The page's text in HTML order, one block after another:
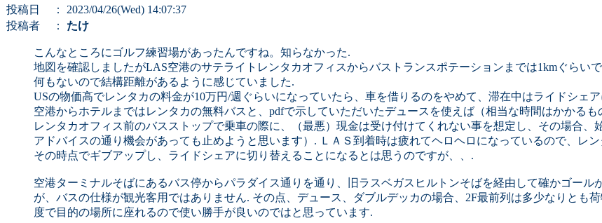
投稿日
： 2023/04/26(Wed) 14:07:37
投稿者
： たけ
こんなところにゴルフ練習場があったんですね。知らなかった.
地図を確認しましたがLAS空港のサテライトレンタカオフィスからバストランスポテーションまでは1kmぐらい
何もないので結構距離があるように感じていました.
USの物価高でレンタカの料金が10万円/週ぐらいになっていたら、車を借りるのをやめて、滞在中はライドシェ
空港からホテルまではレンタカの無料バスと、pdfで示していただいたデュースを使えば（相当な時間はかかる
レンタカオフィス前のバスストップで乗車の際に、（最悪）現金は受け付けてくれない事を想定し、その場合
アドバイスの通り機会があっても止めようと思います）. ＬＡＳ到着時は疲れてヘロヘロになっているので、レ
その時点でギブアップし、ライドシェアに切り替えることになるとは思うのですが、、.
空港ターミナルそばにあるバス停からパラダイス通りを通り、旧ラスベガスヒルトンそばを経由して確かゴー
が、バスの仕様が観光客用ではありません. その点、デュース、ダブルデッカの場合、2F最前列は多少なりとも
度で目的の場所に座れるので使い勝手が良いのではと思っています.